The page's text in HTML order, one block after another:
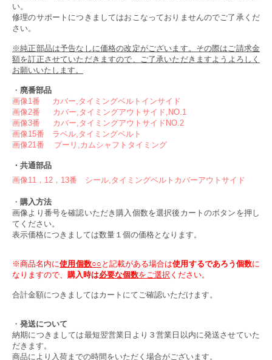
い。
修理のサポートにつきましてはおこなっておりませんのでご了承くだ
さい。
※純正部品は予告なしに価格の改定がございます。その際はご請求金
額を訂正させていただきますので、 ご了承いただきますようよろしく
お願いいたします。
・ 廃番部品
画像1番 カバー,タイミングベルトインサイド
画像2番 カバー,タイミングアウトサイド,NO.1
画像3番 カバー,タイミングアウトサイドNO.2
画像15番 ラベル,タイミングベルト
画像21番 プーリ,カムシャフトタイミング
・共通部品
画像11，12，13番 シール,タイミングベルトカバーアウトサイド
・ 購入方法
画像より番号を確認いただき購入個数を選択後カートのボタンを押し
てください。
表示価格につきましては数量１個の価格となります。
※商品名内に使用個数○○ と記載がある場合は使用するであろう個数に
なりますので、 購入時は必要な個数をご選択 ください。
合計金額につきましてはカートにてご確認いただけます。
・ 発送について
納期につきましては最短翌営業日より３営業日以内に発送させていた
だきます。
商品により入荷までの時間をいただく場合がございます。